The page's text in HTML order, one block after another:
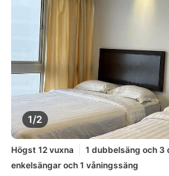
1/2
Högst 12 vuxna
1 dubbelsäng och 3
enkelsängar och 1 våningssäng